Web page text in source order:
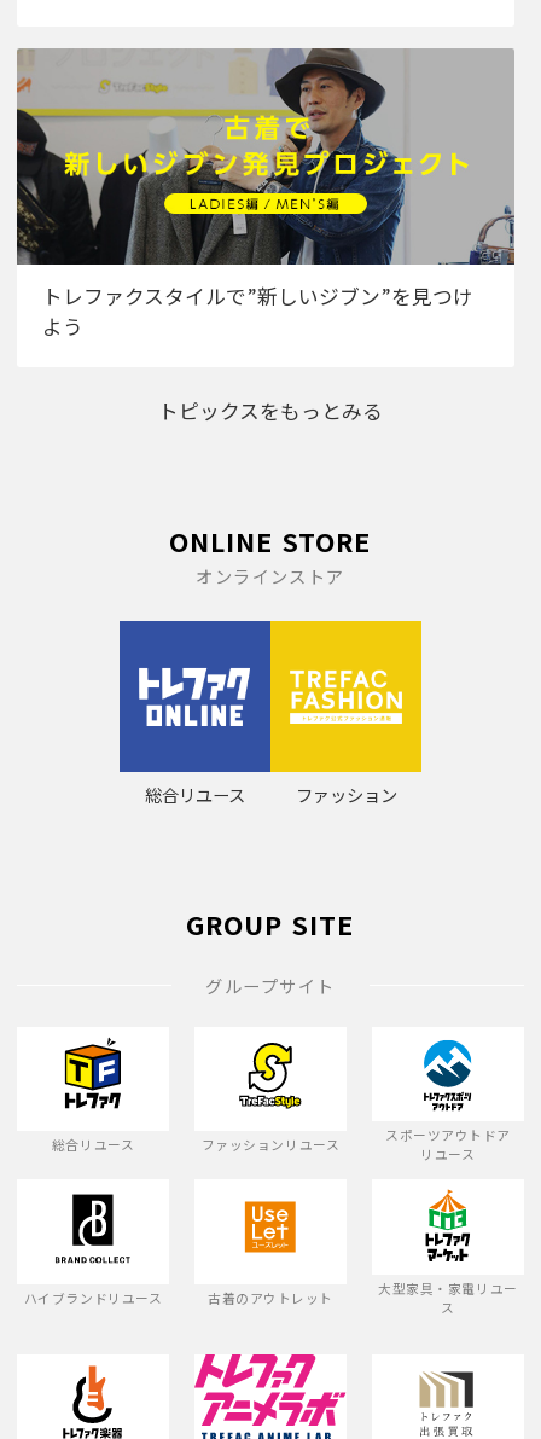
トレファクスタイルで”新しいジブン”を見つけ
よう
トピックスをもっとみる
ONLINE STORE
オンラインストア
総合リユース ファッション
GROUP SITE
グループサイト
総合リユース ファッションリユース
スポーツアウトドア
リユース
ハイブランドリユース 古着のアウトレット
大型家具・家電リユー
ス